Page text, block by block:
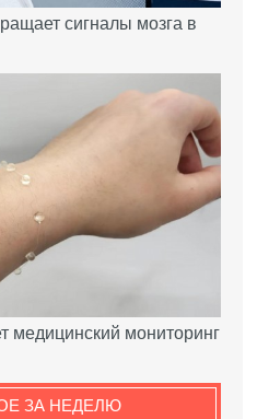
сигналы мозга в
медицинский мониторинг
ЗА НЕДЕЛЮ